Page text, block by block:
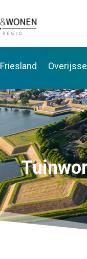
Friesland Overijssel